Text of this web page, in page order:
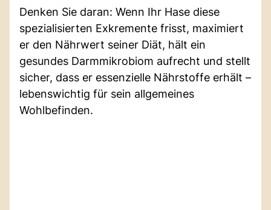
Denken Sie daran: Wenn Ihr Hase diese
spezialisierten Exkremente frisst, maximiert
er den Nährwert seiner Diät, hält ein
gesundes Darmmikrobiom aufrecht und stellt
sicher, dass er essenzielle Nährstoffe erhält –
lebenswichtig für sein allgemeines
Wohlbefinden.